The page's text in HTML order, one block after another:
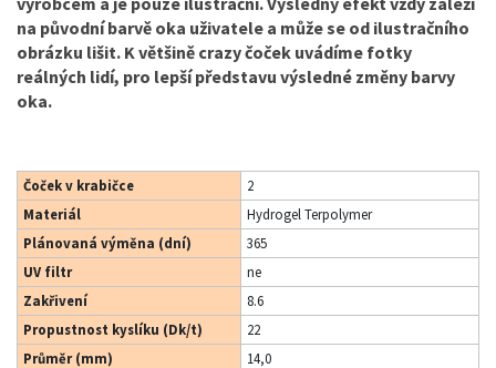
na původní barvě oka uživatele a může se od ilustračního
obrázku lišit. K většině crazy čoček uvádíme fotky
reálných lidí, pro lepší představu výsledné změny barvy
oka.
Čoček v krabičce
2
Materiál
Hydrogel Terpolymer
Plánovaná výměna (dní)
365
UV filtr
ne
Zakřivení
8.6
Propustnost kyslíku (Dk/t)
22
Průměr (mm)
14,0